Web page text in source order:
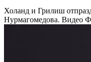
Холанд и Грилиш
Нурмагомедова. Видео